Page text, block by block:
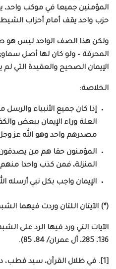
المؤمنين جميعا في موكب
حزب واحد يقف أمام أحزاب
ولكن هذا الصف الواحد ليس هو
المحرفة – ولو كان لها أصل
الإيمان الصحيح والعقيدة التي لم
الخلاصة:
إذا كان جميع الأنبياء والرسل
العلة وراء الإيمان ببعض
مصدرهم واحد وهو الله عز
المؤمنون حقا هم من
المنزلة، فمن كذب واحدا
الإيمان واجب بكل نبي أرسله
(*) الآيتان اللتان وردت فيهما الشبهة:
136، 285، آل عمران/ 84، 85).